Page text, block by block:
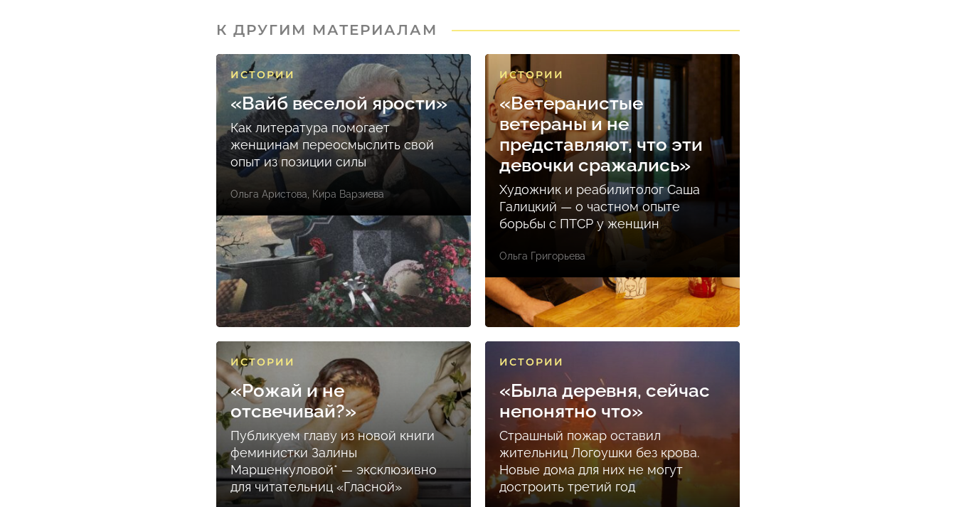
К ДРУГИМ МАТЕРИАЛАМ
ИСТОРИИ
«Вайб веселой ярости»
Как литература помогает
женщинам переосмыслить свой
опыт из позиции силы
Ольга Аристова Кира Варзиева
ИСТОРИИ
«Ветеранистые
ветераны и не
представляют, что эти
девочки сражались»
Художник и реабилитолог Саша
Галицкий — о частном опыте
борьбы с ПТСР у женщин
Ольга Григорьева
ИСТОРИИ
«Рожай и не
отсвечивай?»
Публикуем главу из новой книги
феминистки Залины
Маршенкуловой* — эксклюзивно
для читательниц «Гласной»
ИСТОРИИ
«Была деревня, сейчас
непонятно что»
Страшный пожар оставил
жительниц Логоушки без крова.
Новые дома для них не могут
достроить третий год